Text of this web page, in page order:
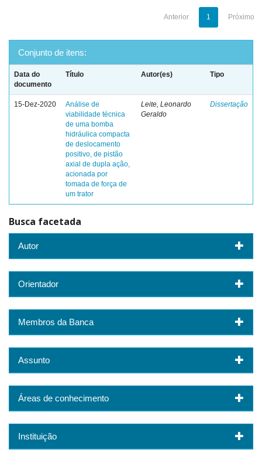
Anterior 1 Próximo
Conjunto de itens:
Data do
documento
Título Autor(es) Tipo
15-Dez-2020
Análise de
viabilidade técnica
de uma bomba
hidráulica compacta
de deslocamento
positivo, de pistão
axial de dupla ação,
acionada por
tomada de força de
um trator
Leite, Leonardo
Geraldo
Dissertação
Busca facetada
Autor
Orientador
Membros da Banca
Assunto
Áreas de conhecimento
Instituição